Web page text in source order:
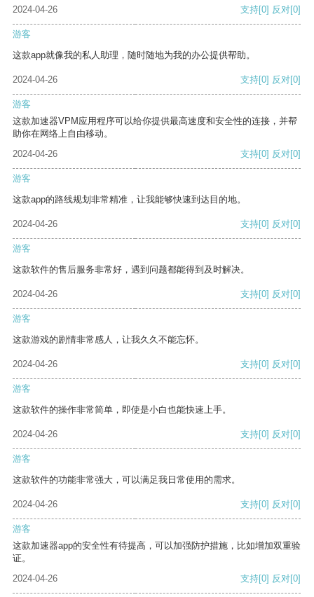
2024-04-26 支持[0] 反对[0]
游客
这款app就像我的私人助理，随时随地为我的办公提供帮助。
2024-04-26 支持[0] 反对[0]
游客
这款加速器VPM应用程序可以给你提供最高速度和安全性的连接，并帮
助你在网络上自由移动。
2024-04-26
支持[0] 反对[0]
游客
这款app的路线规划非常精准，让我能够快速到达目的地。
2024-04-26 支持[0] 反对[0]
游客
这款软件的售后服务非常好，遇到问题都能得到及时解决。
2024-04-26 支持[0] 反对[0]
游客
这款游戏的剧情非常感人，让我久久不能忘怀。
2024-04-26 支持[0] 反对[0]
游客
这款软件的操作非常简单，即使是小白也能快速上手。
2024-04-26 支持[0] 反对[0]
游客
这款软件的功能非常强大，可以满足我日常使用的需求。
2024-04-26 支持[0] 反对[0]
游客
这款加速器app的安全性有待提高，可以加强防护措施，比如增加双重验
证。
2024-04-26
支持[0] 反对[0]